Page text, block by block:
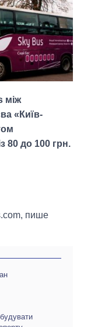
між
«Київ-
80 до 100 грн.
пише